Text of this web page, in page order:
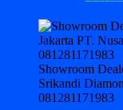
Showroom
Srikandi
081281171983